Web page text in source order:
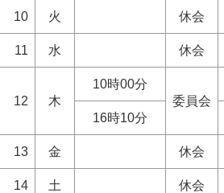
10 火 休会
11 水 休会
12 木
10時00分
委員会
16時10分
13 金 休会
14 土 休会